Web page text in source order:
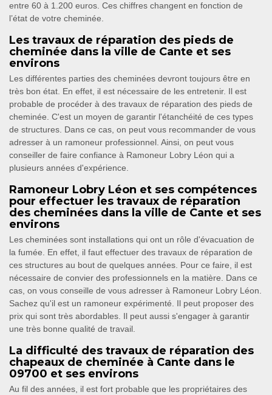
entre 60 à 1.200 euros. Ces chiffres changent en fonction de
l’état de votre cheminée.
Les travaux de réparation des pieds de
cheminée dans la ville de Cante et ses
environs
Les différentes parties des cheminées devront toujours être en
très bon état. En effet, il est nécessaire de les entretenir. Il est
probable de procéder à des travaux de réparation des pieds de
cheminée. C'est un moyen de garantir l'étanchéité de ces types
de structures. Dans ce cas, on peut vous recommander de vous
adresser à un ramoneur professionnel. Ainsi, on peut vous
conseiller de faire confiance à Ramoneur Lobry Léon qui a
plusieurs années d'expérience.
Ramoneur Lobry Léon et ses compétences
pour effectuer les travaux de réparation
des cheminées dans la ville de Cante et ses
environs
Les cheminées sont installations qui ont un rôle d'évacuation de
la fumée. En effet, il faut effectuer des travaux de réparation de
ces structures au bout de quelques années. Pour ce faire, il est
nécessaire de convier des professionnels en la matière. Dans ce
cas, on vous conseille de vous adresser à Ramoneur Lobry Léon.
Sachez qu'il est un ramoneur expérimenté. Il peut proposer des
prix qui sont très abordables. Il peut aussi s'engager à garantir
une très bonne qualité de travail.
La difficulté des travaux de réparation des
chapeaux de cheminée à Cante dans le
09700 et ses environs
Au fil des années, il est fort probable que les propriétaires des